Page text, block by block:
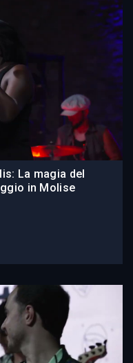
La magia del
in Molise